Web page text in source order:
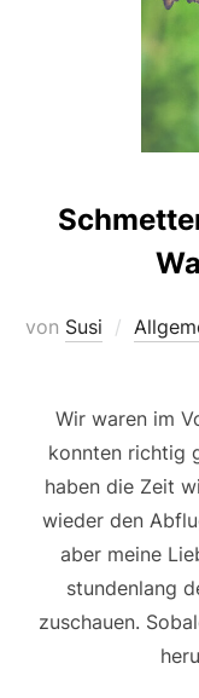
von Susi
Wir waren im
konnten richtig
haben die Zeit
wieder den
aber meine
stundenlang
zuschauen.